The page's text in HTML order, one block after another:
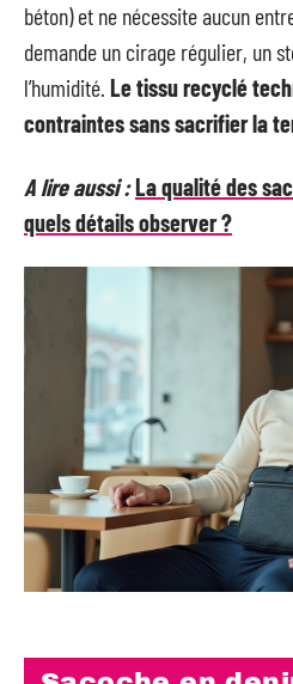
béton) et ne nécessite aucun
demande un cirage régulier, un
l’humidité. Le tissu recyclé
contraintes sans sacrifier la
A lire aussi :La qualité des
quels détails observer ?